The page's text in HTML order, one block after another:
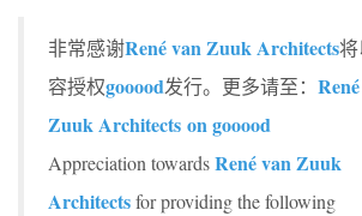
非常感谢René van Zuuk Architects
容授权gooood发行。更多请至：
Zuuk Architects on gooood
Appreciation towardsRené van Zuuk
Architectsfor providing the following